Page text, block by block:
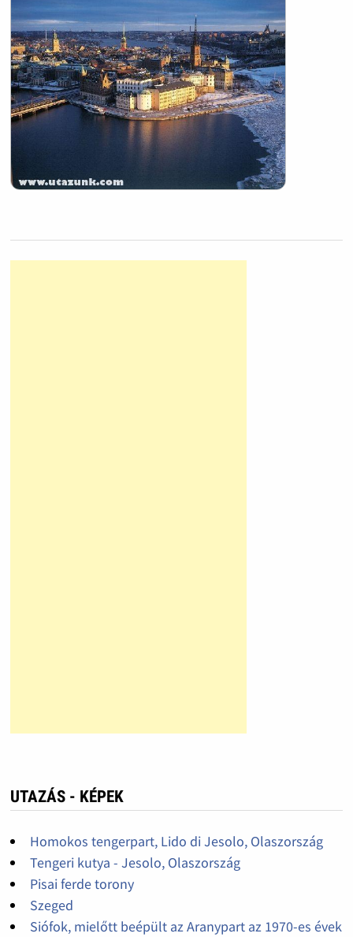
UTAZÁS - KÉPEK
Homokos tengerpart, Lido di Jesolo, Olaszország
Tengeri kutya - Jesolo, Olaszország
Pisai ferde torony
Szeged
Siófok, mielőtt beépült az Aranypart az 1970-es évek